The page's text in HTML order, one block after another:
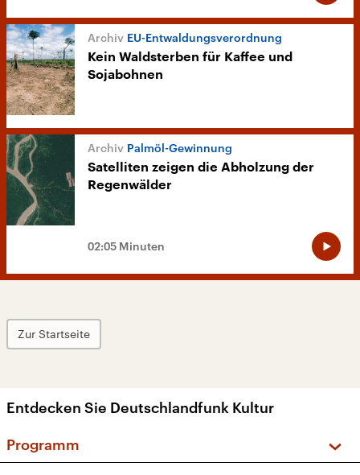
EU-Entwaldungsverordnung
Kein Waldsterben für Kaffee und
Sojabohnen
Palmöl-Gewinnung
Satelliten zeigen die Abholzung der
Regenwälder
02:05 Minuten
Zur Startseite
Entdecken Sie Deutschlandfunk Kultur
Programm